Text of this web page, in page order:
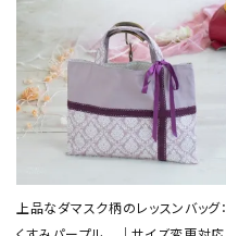
上品なダマスク柄のレッスンバッグ：